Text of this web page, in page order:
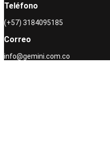
Teléfono
(+57) 3184095185
Correo
info@gemini.com.co